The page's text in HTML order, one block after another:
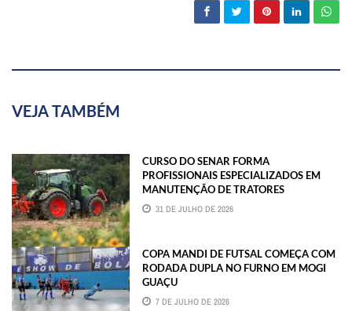
VEJA TAMBÉM
CURSO DO SENAR FORMA
PROFISSIONAIS ESPECIALIZADOS EM
MANUTENÇÃO DE TRATORES
31 DE JULHO DE 2026
COPA MANDI DE FUTSAL COMEÇA COM
RODADA DUPLA NO FURNO EM MOGI
GUAÇU
7 DE JULHO DE 2026